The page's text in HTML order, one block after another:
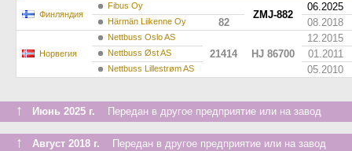
Финляндия
Fibus Oy
ZMJ-882
06.2025
Härmän Liikenne Oy 82 08.2018
Норвегия
Nettbuss Oslo AS
21414 HJ 86700
12.2015
Nettbuss Øst AS 01.2011
Nettbuss Lillestrøm AS 05.2010
↑ Июнь 2025 г. Передан в другое предприятие или на завод
↑ Август 2018 г. Передан в другое предприятие или на завод